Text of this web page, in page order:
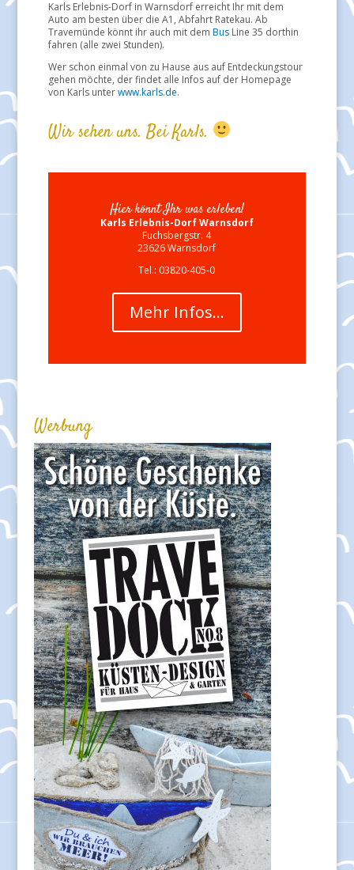
Karls Erlebnis-Dorf in Warnsdorf erreicht Ihr mit dem
Auto am besten über die A1, Abfahrt Ratekau. Ab
Travemünde könnt ihr auch mit dem BusLine 35 dorthin
fahren (alle zwei Stunden).
Wer schon einmal von zu Hause aus auf Entdeckungstour
gehen möchte, der findet alle Infos auf der Homepage
von Karls unterwww.karls.de.
Wir sehen uns. Bei Karls.
Hier könnt Ihr was erleben!
Karls Erlebnis-Dorf Warnsdorf
Fuchsbergstr. 4
23626 Warnsdorf
Tel.: 03820-405-0
Mehr Infos…
Werbung